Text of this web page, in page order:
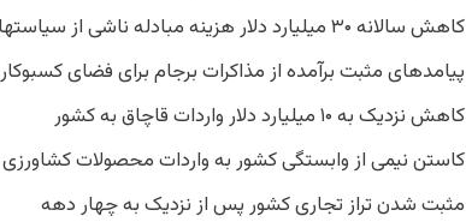
کاهش سالانه ۳۰ میلیارد دلار هزینه مبادله ناشی از سیاست‏های تنش‌آفرین دولت قبلی
پیامدهای مثبت برآمده از مذاکرات برجام برای فضای کسب‏وکار
کاهش نزدیک به ۱۰ میلیارد دلار واردات قاچاق به کشور
کاستن نیمی از وابستگی کشور به واردات محصولات کشاورزی
مثبت شدن تراز تجاری کشور پس از نزدیک به چهار دهه